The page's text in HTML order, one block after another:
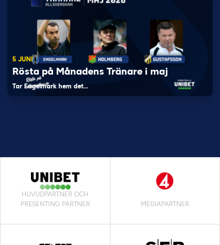
5 JUNI
Rösta på Månadens Tränare i maj
Tar Engelmark hem det…
HUVUDPARTNER OCH
PRESENTING PARTNER
MEDIAPARTNER